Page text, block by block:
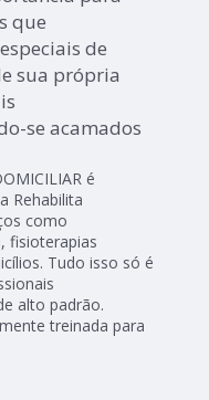
que
de
sua própria
se acamados
é
Rehabilita
como
fisioterapias
Tudo isso só é
alto padrão.
treinada para